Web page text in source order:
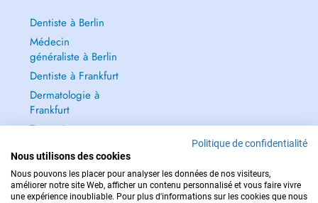
Dentiste à Berlin
Médecin
généraliste à Berlin
Dentiste à Frankfurt
Dermatologie à
Frankfurt
Tout voir →
Politique de confidentialité
Nous utilisons des cookies
Nous pouvons les placer pour analyser les données de nos visiteurs,
améliorer notre site Web, afficher un contenu personnalisé et vous faire vivre
une expérience inoubliable. Pour plus d'informations sur les cookies que nous